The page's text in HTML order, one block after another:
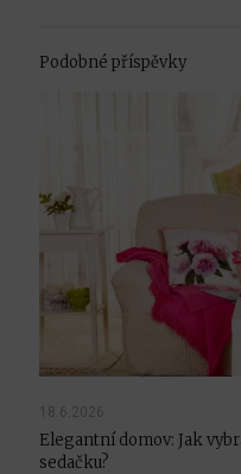
Podobné příspěvky
18.6.2026
Elegantní domov: Jak
sedačku?